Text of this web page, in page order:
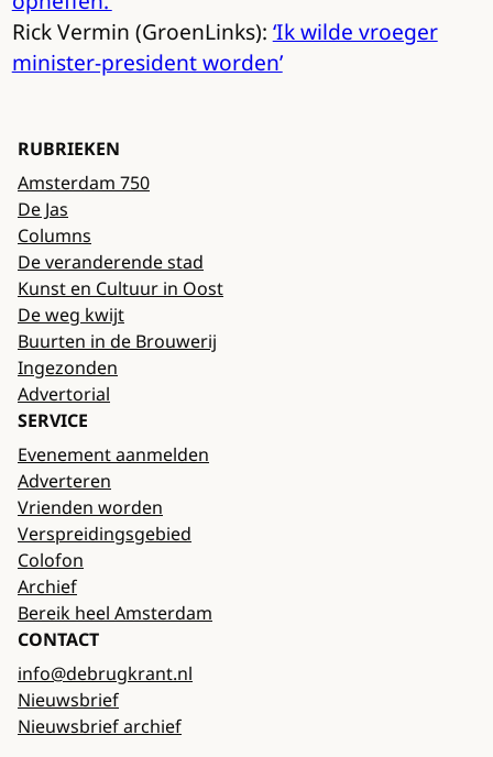
Rick Vermin (GroenLinks): ‘Ik wilde vroeger
minister-president worden’
RUBRIEKEN
Amsterdam 750
De Jas
Columns
De veranderende stad
Kunst en Cultuur in Oost
De weg kwijt
Buurten in de Brouwerij
Ingezonden
Advertorial
SERVICE
Evenement aanmelden
Adverteren
Vrienden worden
Verspreidingsgebied
Colofon
Archief
Bereik heel Amsterdam
CONTACT
info@debrugkrant.nl
Nieuwsbrief
Nieuwsbrief archief